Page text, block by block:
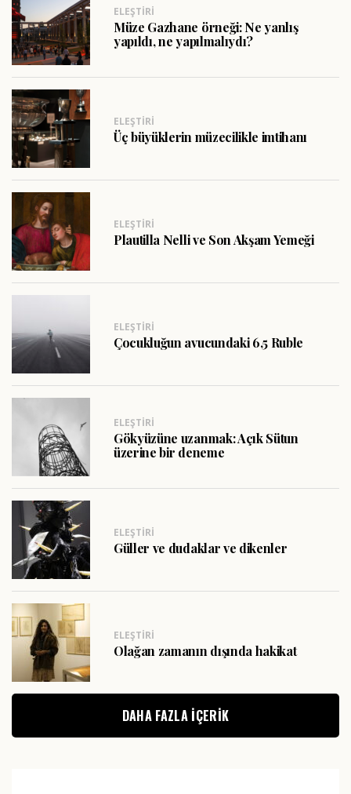
ELEŞTIRI
Müze Gazhane örneği: Ne yanlış
yapıldı, ne yapılmalıydı?
ELEŞTIRI
Üç büyüklerin müzecilikle imtihanı
ELEŞTIRI
Plautilla Nelli ve Son Akşam Yemeği
ELEŞTIRI
Çocukluğun avucundaki 6,5 Ruble
ELEŞTIRI
Gökyüzüne uzanmak: Açık Sütun
üzerine bir deneme
ELEŞTIRI
Güller ve dudaklar ve dikenler
ELEŞTIRI
Olağan zamanın dışında hakikat
DAHA FAZLA IÇERIK